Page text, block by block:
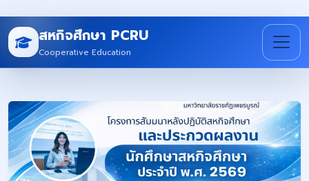
สหกิจศึกษา PCRU
Cooperative Education